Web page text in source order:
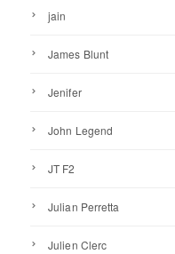
jain
James Blunt
Jenifer
John Legend
JT F2
Julian Perretta
Julien Clerc